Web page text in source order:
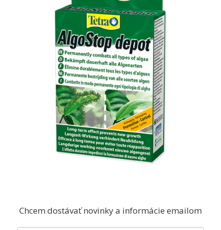
Chcem dostávať novinky a informácie emailom